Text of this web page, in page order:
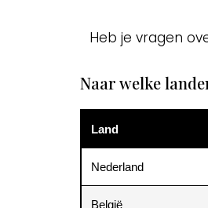
Heb je vragen
Naar welke
Land
Nederland
België